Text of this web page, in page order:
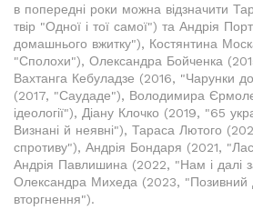
в попередні роки можна відзначити
твір "Одної і тої самої") та Андрія
домашнього вжитку"), Костянтина
"Сполохи"), Олександра Бойченка
Вахтанга Кебуладзе (2016, "Чарунки
(2017, "Саудаде"), Володимира
ідеології"), Діану Клочко (2019, "65
Визнані й неявні"), Тараса Лютого
спротиву"), Андрія Бондаря (2021,
Андрія Павлишина (2022, "Нам і далі
Олександра Михеда (2023, "Позивний
вторгнення").